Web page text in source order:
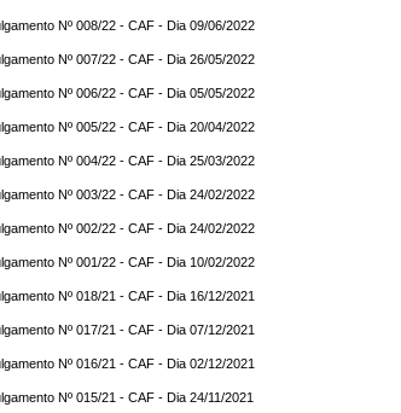
Nº 008/22 - CAF - Dia 09/06/2022
Nº 007/22 - CAF - Dia 26/05/2022
Nº 006/22 - CAF - Dia 05/05/2022
Nº 005/22 - CAF - Dia 20/04/2022
Nº 004/22 - CAF - Dia 25/03/2022
Nº 003/22 - CAF - Dia 24/02/2022
Nº 002/22 - CAF - Dia 24/02/2022
Nº 001/22 - CAF - Dia 10/02/2022
Nº 018/21 - CAF - Dia 16/12/2021
Nº 017/21 - CAF - Dia 07/12/2021
Nº 016/21 - CAF - Dia 02/12/2021
Nº 015/21 - CAF - Dia 24/11/2021